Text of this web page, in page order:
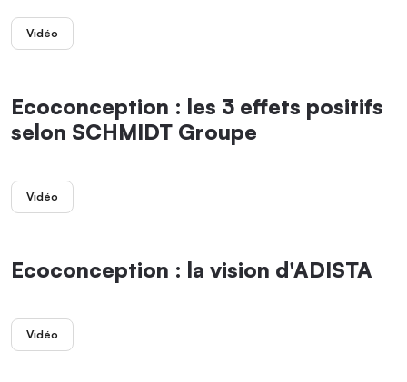
Vidéo
Ecoconception : les 3 effets positifs
selon SCHMIDT Groupe
Vidéo
Ecoconception : la vision d'ADISTA
Vidéo